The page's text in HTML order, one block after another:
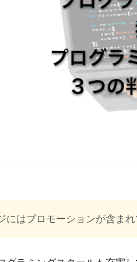
にはプロモーションが含ま